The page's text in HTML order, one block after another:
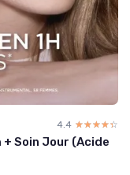
4.4 ☆☆☆☆☆
★★★★★
Soin Jour (Acide